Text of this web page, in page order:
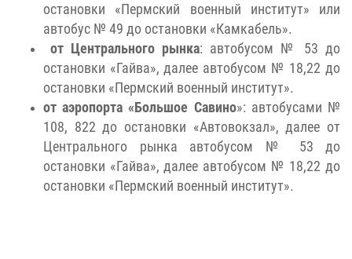
остановки «Пермский военный институт» или
автобус № 49 до остановки «Камкабель».
от Центрального рынка: автобусом № 53 до
остановки «Гайва», далее автобусом № 18,22 до
остановки «Пермский военный институт».
от аэропорта «Большое Савино»: автобусами №
108, 822 до остановки «Автовокзал», далее от
Центрального рынка автобусом № 53 до
остановки «Гайва», далее автобусом № 18,22 до
остановки «Пермский военный институт».